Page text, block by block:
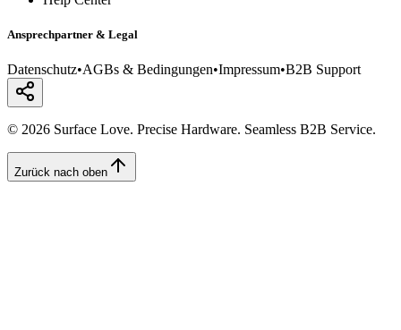
Ansprechpartner & Legal
Datenschutz•AGBs & Bedingungen•Impressum•B2B Support
© 2026 Surface Love. Precise Hardware. Seamless B2B Service.
Zurück nach oben